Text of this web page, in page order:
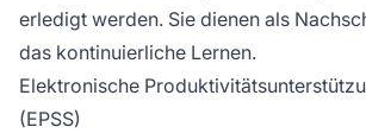
erledigt werden. Sie dienen als
das kontinuierliche Lernen.
Elektronische
(EPSS)